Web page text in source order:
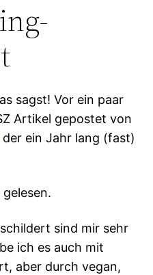
sagst! Vor ein paar
Artikel gepostet von
der ein Jahr lang (fast)
sind mir sehr
ich es auch mit
aber durch vegan,